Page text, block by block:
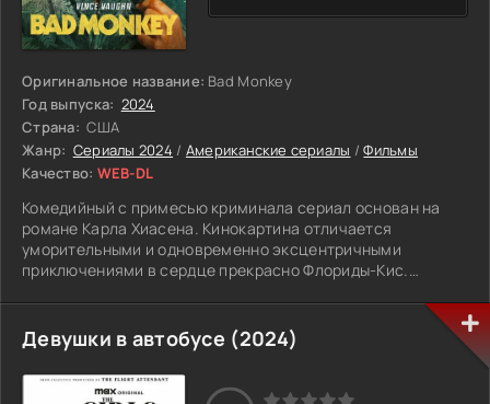
Оригинальное название: Bad Monkey
Год выпуска: 2024
Страна: США
Жанр: Сериалы 2024 / Американские сериалы /Фильмы
Качество: WEB-DL
Комедийный с примесью криминала сериал основан на
романе Карла Хиасена. Кинокартина отличается
уморительными и одновременно эксцентричными
приключениями в сердце прекрасно Флориды-Кис.
профессии детектива на юге Флориды.
Однако после увольнения он может лишь радоваться
должностью санитарного инспектора в Кизе. И, несмотря
на смещение в должности, он выполняет свои задачи
Девушки в автобусе (2024)